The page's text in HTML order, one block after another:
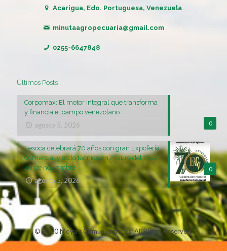
Acarigua, Edo. Portuguesa, Venezuela
minutaagropecuaria@gmail.com
0255-6647848
Últimos Posts
0
Corpomax: El motor integral que transforma
y financia el campo venezolano
agosto 5, 2026
0
Fesoca celebrará 70 años con gran Expoferia
Comercial y ciclo técnico en Araure del 18 al
20 de noviembre
agosto 5, 2026
© 2020 Moya's Comunicaciones. All Rights Reserved.